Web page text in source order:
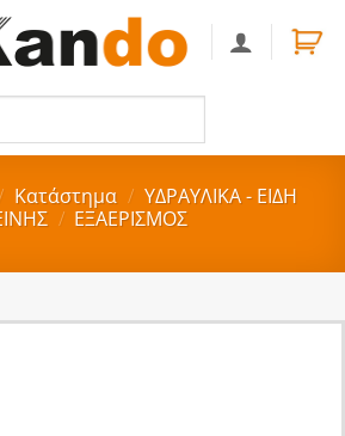
Κατάστημα / ΥΔΡΑΥΛΙΚΑ - ΕΙΔΗ
/ ΕΞΑΕΡΙΣΜΟΣ